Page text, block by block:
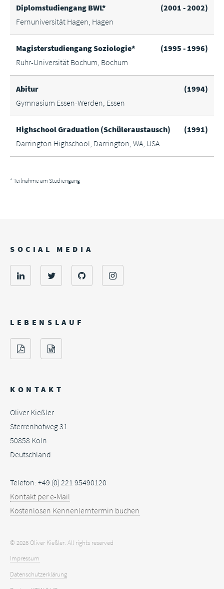
Diplomstudiengang BWL*
(2001 - 2002)
Fernuniversität Hagen, Hagen
Magisterstudiengang Soziologie*
(1995 - 1996)
Ruhr-Universität Bochum, Bochum
Abitur
(1994)
Gymnasium Essen-Werden, Essen
Highschool Graduation (Schüleraustausch)
(1991)
Darrington Highschool, Darrington, WA, USA
* Teilnahme am Studiengang
KONTAKT
Oliver Kießler
Sterrenhofweg 31
50858 Köln
Deutschland
Telefon: +49 (0) 221 95490120
Kontakt per e-Mail
Kostenlosen Kennenlerntermin buchen
SOCIAL MEDIA
LEBENSLAUF
© 2026 Oliver Kießler. All rights reserved
Impressum
Datenschutzerklärung